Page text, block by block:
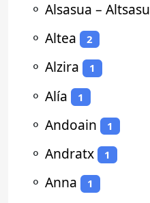
⚬ Alsasua – Altsasu
⚬ Altea 2
⚬ Alzira 1
⚬ Alía 1
⚬ Andoain 1
⚬ Andratx 1
⚬ Anna 1